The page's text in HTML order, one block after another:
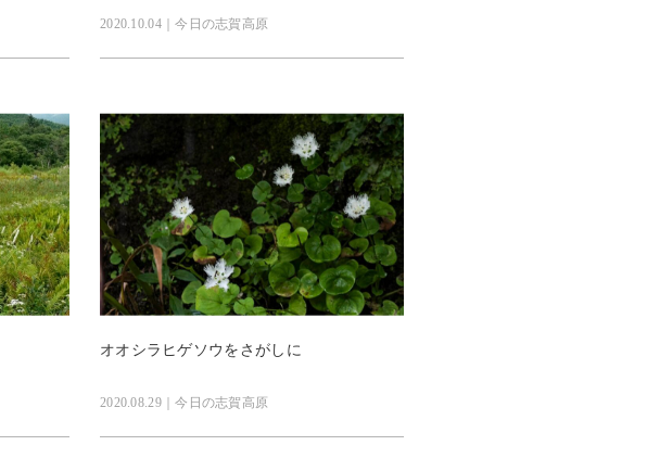
2020.10.04｜今日の志賀高原
オオシラヒゲソウをさがしに
2020.08.29｜今日の志賀高原